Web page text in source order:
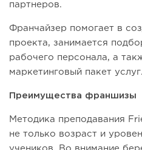
партнеров.
Франчайзер помогает в
проекта, занимается
рабочего персонала, а
маркетинговый пакет услуг.
Преимущества франшизы
Методика преподавания
не только возраст и